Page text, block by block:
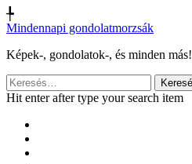
╄
Mindennapi gondolatmorzsák
Képek-, gondolatok-, és minden más!
Keresés:
Hit enter after type your search item